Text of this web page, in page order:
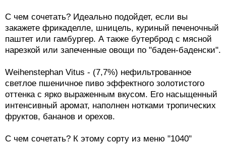
С чем сочетать? Идеально подойдет, если вы
закажете фрикаделле, шницель, куриный печеночный
паштет или гамбургер. А также бутерброд с мясной
нарезкой или запеченные овощи по "баден-баденски".
Weihenstephan Vitus - (7,7%) нефильтрованное
светлое пшеничное пиво эффектного золотистого
оттенка с ярко выраженным вкусом. Его насыщенный
интенсивный аромат, наполнен нотками тропических
фруктов, бананов и орехов.
С чем сочетать? К этому сорту из меню "1040"